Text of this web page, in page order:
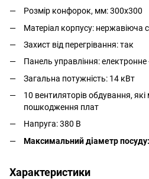
Розмір конфорок, мм: 300х300
Матеріал корпусу: нержавіюча
Захист від перегрівання: так
Панель управління: електронне
Загальна потужність: 14 кВт
10 вентиляторів обдування, які
пошкодження плат
Напруга: 380 В
Максимальний діаметр
Характеристики